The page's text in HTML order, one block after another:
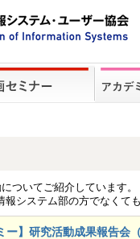
ついてご紹介しています。
システム部の方でなくて
ー】研究活動成果報告